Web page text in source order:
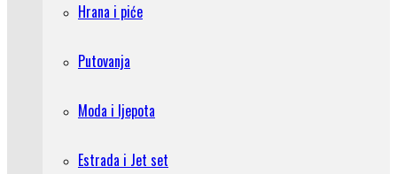
Hrana i piće
Putovanja
Moda i ljepota
Estrada i Jet set